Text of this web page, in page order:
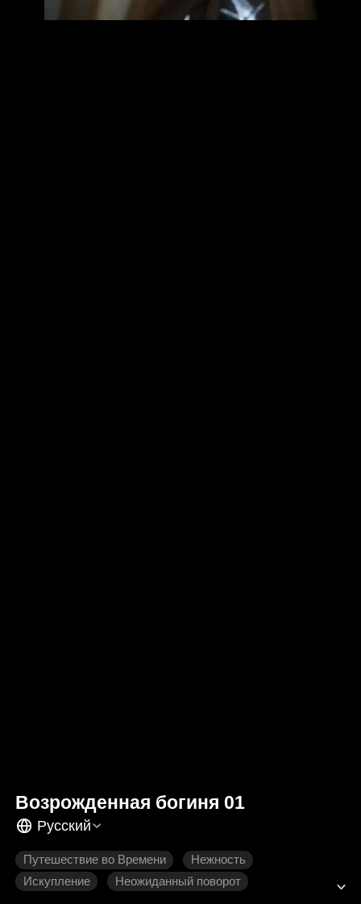
Возрожденная богиня 01
Русский
Путешествие во Времени
Нежность
Искупление
Неожиданный поворот